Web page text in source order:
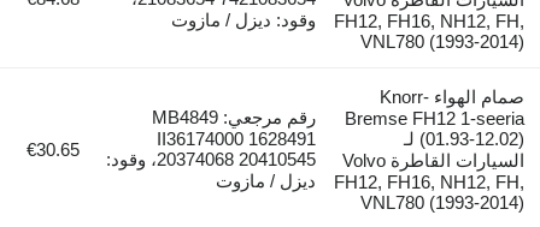
FH12, FH16,
VNL780
وقود: ديزل / مازوت
صمام الهواء Knorr-
Bremse FH12
(01.93-12.02) لـ
السيارات القاطرة Volvo
FH12, FH16,
VNL780
رقم مرجعي: MB4849
II36174000 1628491
20374068 20410545، وقود:
ديزل / مازوت